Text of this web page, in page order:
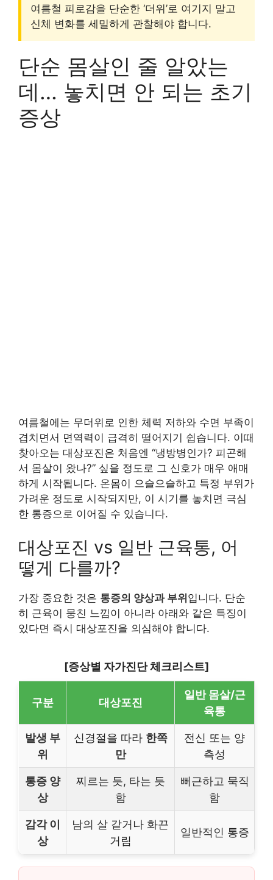
여름철 피로감을 단순한 ‘더위’로 여기지 말고
신체 변화를 세밀하게 관찰해야 합니다.
단순 몸살인 줄 알았는
데… 놓치면 안 되는 초기
증상
여름철에는 무더위로 인한 체력 저하와 수면 부족이
겹치면서 면역력이 급격히 떨어지기 쉽습니다. 이때
찾아오는 대상포진은 처음엔 “냉방병인가? 피곤해
서 몸살이 왔나?” 싶을 정도로 그 신호가 매우 애매
하게 시작됩니다. 온몸이 으슬으슬하고 특정 부위가
가려운 정도로 시작되지만, 이 시기를 놓치면 극심
한 통증으로 이어질 수 있습니다.
대상포진 vs 일반 근육통, 어
떻게 다를까?
가장 중요한 것은 통증의 양상과 부위 입니다. 단순
히 근육이 뭉친 느낌이 아니라 아래와 같은 특징이
있다면 즉시 대상포진을 의심해야 합니다.
[증상별 자가진단 체크리스트]
구분 대상포진
일반 몸살/근
육통
발생 부
위
신경절을 따라 한쪽
만
전신 또는 양
측성
통증 양
상
찌르는 듯, 타는 듯
함
뻐근하고 묵직
함
감각 이
상
남의 살 같거나 화끈
거림
일반적인 통증